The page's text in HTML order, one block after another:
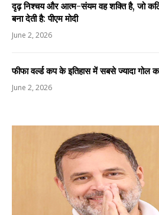
दृढ़ निश्चय और आत्म-संयम वह शक्ति है, जो
बना देती है: पीएम मोदी
June 2, 2026
फीफा वर्ल्ड कप के इतिहास में सबसे ज्यादा गोल
June 2, 2026